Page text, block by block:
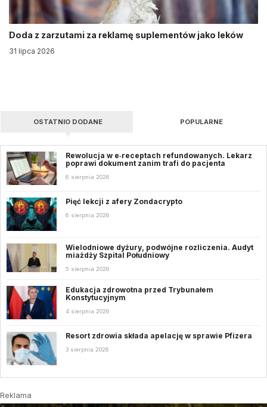
Doda z zarzutami za reklamę suplementów jako leków
31 lipca 2026
OSTATNIO DODANE POPULARNE
Rewolucja w e‑receptach refundowanych. Lekarz
poprawi dokument zanim trafi do pacjenta
6 sierpnia 2026
Pięć lekcji z afery Zondacrypto
6 sierpnia 2026
Wielodniowe dyżury, podwójne rozliczenia. Audyt
miażdży Szpital Południowy
5 sierpnia 2026
Edukacja zdrowotna przed Trybunałem
Konstytucyjnym
4 sierpnia 2026
Resort zdrowia składa apelację w sprawie Pfizera
3 sierpnia 2026
Reklama